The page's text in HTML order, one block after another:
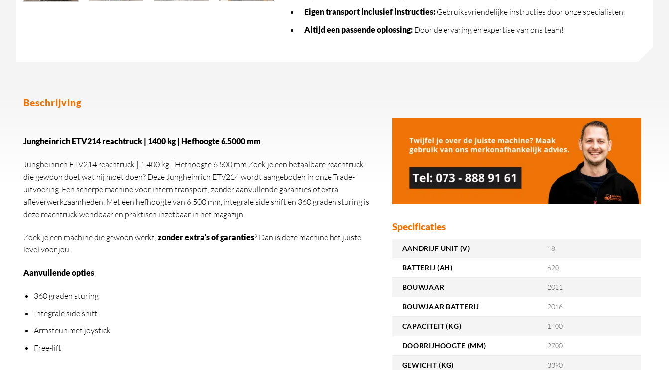
Eigen transport inclusief instructies: Gebruiksvriendelijke instructies door onze specialisten.
Altijd een passende oplossing: Door de ervaring en expertise van ons team!
Beschrijving
Jungheinrich ETV214 reachtruck | 1400 kg | Hefhoogte 6.5000 mm
Jungheinrich ETV214 reachtruck | 1.400 kg | Hefhoogte 6.500 mm Zoek je een betaalbare reachtruck
die gewoon doet wat hij moet doen? Deze Jungheinrich ETV214 wordt aangeboden in onze Trade-
uitvoering. Een scherpe machine voor intern transport, zonder aanvullende garanties of extra
afleverwerkzaamheden. Met een hefhoogte van 6.500 mm, integrale side shift en 360 graden sturing is
deze reachtruck wendbaar en praktisch inzetbaar in het magazijn.
Zoek je een machine die gewoon werkt,zonder extra’s of garanties? Dan is deze machine het juiste
level voor jou.
Aanvullende opties
360 graden sturing
Integrale side shift
Armsteun met joystick
Free-lift
Specificaties
AANDRIJF UNIT (V) 48
BATTERIJ (AH) 620
BOUWJAAR 2011
BOUWJAAR BATTERIJ 2016
CAPACITEIT (KG) 1400
DOORRIJHOOGTE (MM) 2700
GEWICHT (KG) 3390